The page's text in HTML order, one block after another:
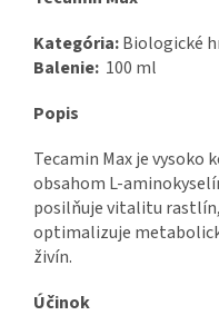
Kategória:Biologické
Balenie: 100 ml
Popis
Tecamin Max je
obsahom L-
posilňuje vitalitu
optimalizuje
živín.
Účinok